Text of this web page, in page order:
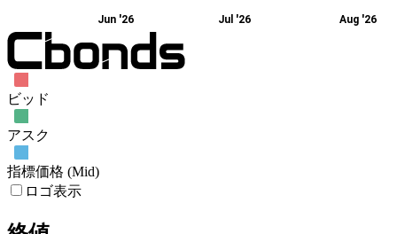
Jun '26 Jul '26 Aug '26
ビッド
アスク
指標価格 (Mid)
ロゴ表示